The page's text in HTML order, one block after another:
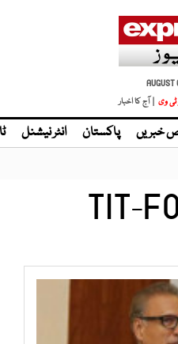
ٹی وی | آج کا اخبار
خبریں پاکستان انٹر نیشنل
TIT-